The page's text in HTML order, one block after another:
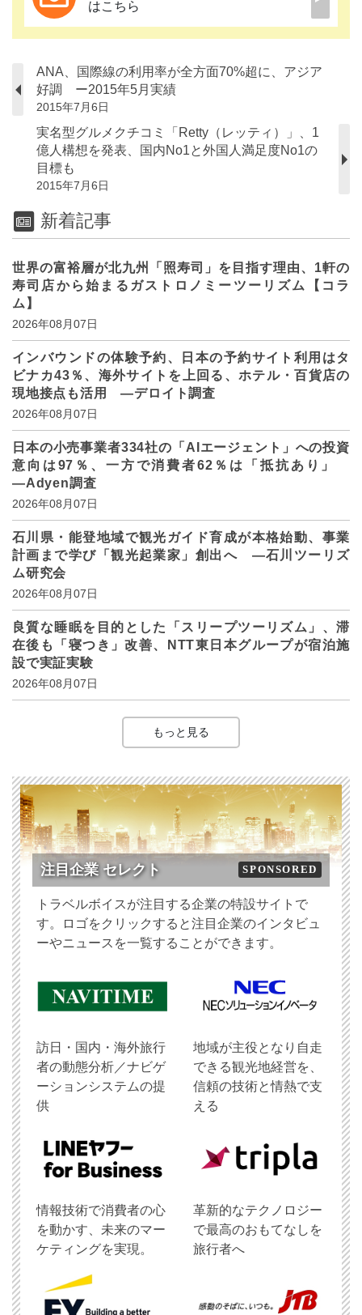
はこちら
ANA、国際線の利用率が全方面70%超に、アジア
好調 ー2015年5月実績
2015年7月6日
実名型グルメクチコミ「Retty（レッティ）」、1
億人構想を発表、国内No1と外国人満足度No1の
目標も
2015年7月6日
新着記事
世界の富裕層が北九州「照寿司」を目指す理由、1軒の
寿司店から始まるガストロノミーツーリズム【コラ
ム】
2026年08月07日
インバウンドの体験予約、日本の予約サイト利用はタ
ビナカ43％、海外サイトを上回る、ホテル・百貨店の
現地接点も活用 ―デロイト調査
2026年08月07日
日本の小売事業者334社の「AIエージェント」への投資
意向は97％、一方で消費者62％は「抵抗あり」
―Adyen調査
2026年08月07日
石川県・能登地域で観光ガイド育成が本格始動、事業
計画まで学び「観光起業家」創出へ ―石川ツーリズ
ム研究会
2026年08月07日
良質な睡眠を目的とした「スリープツーリズム」、滞
在後も「寝つき」改善、NTT東日本グループが宿泊施
設で実証実験
2026年08月07日
もっと見る
注目企業 セレクト SPONSORED
トラベルボイスが注目する企業の特設サイトで
す。ロゴをクリックすると注目企業のインタビュ
ーやニュースを一覧することができます。
訪日・国内・海外旅行
者の動態分析／ナビゲ
ーションシステムの提
供
地域が主役となり自走
できる観光地経営を、
信頼の技術と情熱で支
える
情報技術で消費者の心
を動かす、未来のマー
ケティングを実現。
革新的なテクノロジー
で最高のおもてなしを
旅行者へ